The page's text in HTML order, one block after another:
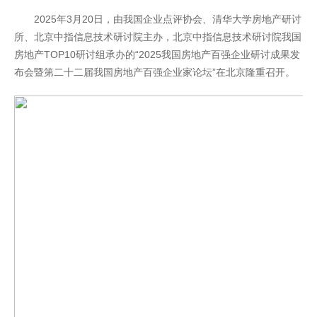
2025年3月20日，由我国企业点评协会、清华大学房地产研讨
所、北京中指信息技术研讨院主办，北京中指信息技术研讨院我国
房地产TOP10研讨组承办的“2025我国房地产百强企业研讨成果发
布会暨第二十二届我国房地产百强企业家论坛”在北京隆重召开。